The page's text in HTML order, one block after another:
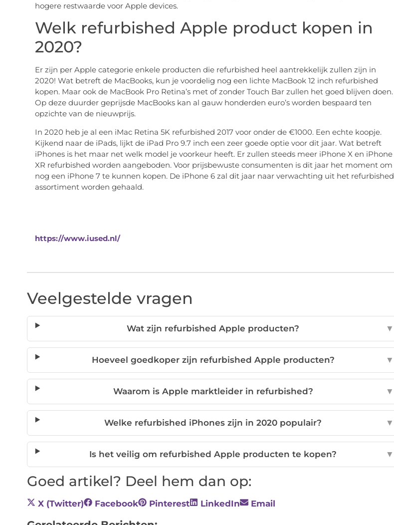
hogere restwaarde voor Apple devices.
Welk refurbished Apple product kopen in
2020?
Er zijn per Apple categorie enkele producten die refurbished heel aantrekkelijk zullen zijn in
2020! Wat betreft de MacBooks, kun je voordelig nog een lichte MacBook 12 inch refurbished
kopen. Maar ook de MacBook Pro Retina’s met of zonder Touch Bar zullen het goed blijven doen.
Op deze duurder geprijsde MacBooks kan al gauw honderden euro’s worden bespaard ten
opzichte van de nieuwprijs.
In 2020 heb je al een iMac Retina 5K refurbished 2017 voor onder de €1000. Een echte koopje.
Kijkend naar de iPads, lijkt de iPad Pro 9.7 inch een zeer goede optie voor dit jaar. Wat betreft
iPhones is het maar net welk model je voorkeur heeft. Er zullen steeds meer iPhone X en iPhone
XR refurbished worden aangeboden. Voor prijsbewuste consumenten is dit jaar het moment om
nog een iPhone 7 te kunnen kopen. De iPhone 6 zal dit jaar naar verwachting uit het refurbished
assortiment worden gehaald.
https://www.iused.nl/
Veelgestelde vragen
Wat zijn refurbished Apple producten? ▼
Hoeveel goedkoper zijn refurbished Apple producten? ▼
Waarom is Apple marktleider in refurbished? ▼
Welke refurbished iPhones zijn in 2020 populair? ▼
Is het veilig om refurbished Apple producten te kopen? ▼
Goed artikel? Deel hem dan op:
X (Twitter) Facebook Pinterest LinkedIn Email